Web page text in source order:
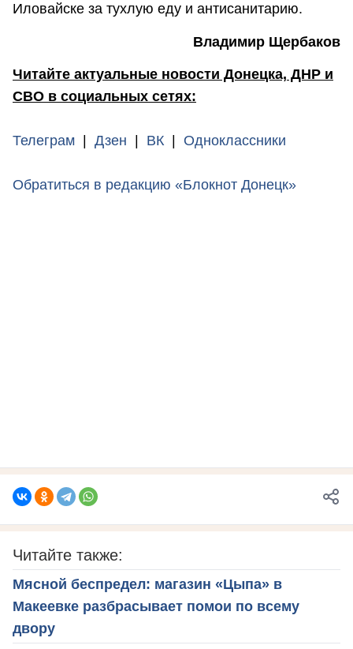
Иловайске за тухлую еду и антисанитарию.
Владимир Щербаков
Читайте актуальные новости Донецка, ДНР и
СВО в социальных сетях:
Телеграм Дзен ВК Одноклассники
Обратиться в редакцию «Блокнот Донецк»
Читайте также:
Мясной беспредел: магазин «Цыпа» в
Макеевке разбрасывает помои по всему
двору